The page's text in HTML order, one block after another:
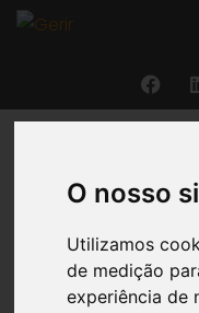
O nosso
Utilizamos
de medição
experiência de
Caixa